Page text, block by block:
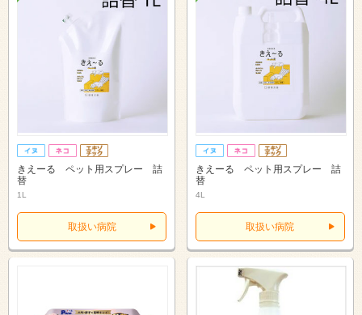
きえーる ペット用スプレー 詰
替
1L
取扱い病院
きえーる ペット用スプレー 詰
替
4L
取扱い病院